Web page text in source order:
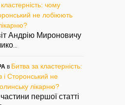
чому
не лобіюють
Андрію Мироновичу
в Битва за кластерність:
і Сторонський не
лікарню?
першої статті